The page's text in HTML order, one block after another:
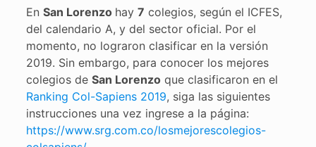
En San Lorenzo hay 7 colegios, según el ICFES,
del calendario A, y del sector oficial. Por el
momento, no lograron clasificar en la versión
2019. Sin embargo, para conocer los mejores
colegios de San Lorenzoque clasificaron en el
Ranking Col-Sapiens 2019, siga las siguientes
instrucciones una vez ingrese a la página:
https://www.srg.com.co/losmejorescolegios-